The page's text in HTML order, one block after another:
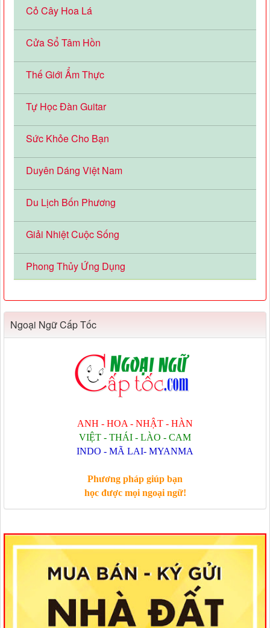
Cỏ Cây Hoa Lá
Cửa Sổ Tâm Hồn
Thế Giới Ẩm Thực
Tự Học Đàn Guitar
Sức Khỏe Cho Bạn
Duyên Dáng Việt Nam
Du Lịch Bốn Phương
Giải Nhiệt Cuộc Sống
Phong Thủy Ứng Dụng
Ngoại Ngữ Cấp Tốc
ANH - HOA - NHẬT - HÀN
VIỆT - THÁI - LÀO - CAM
INDO - MÃ LAI- MYANMA
Phương pháp giúp bạn
học được mọi ngoại ngữ!